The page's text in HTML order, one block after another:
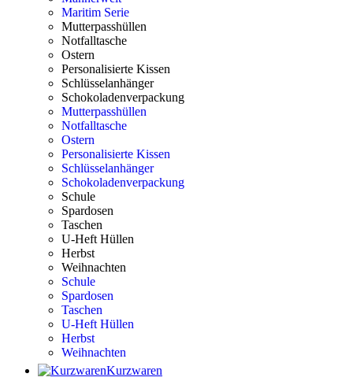
Maritim Serie
Mutterpasshüllen
Notfalltasche
Ostern
Personalisierte Kissen
Schlüsselanhänger
Schokoladenverpackung
Mutterpasshüllen
Notfalltasche
Ostern
Personalisierte Kissen
Schlüsselanhänger
Schokoladenverpackung
Schule
Spardosen
Taschen
U-Heft Hüllen
Herbst
Weihnachten
Schule
Spardosen
Taschen
U-Heft Hüllen
Herbst
Weihnachten
Kurzwaren